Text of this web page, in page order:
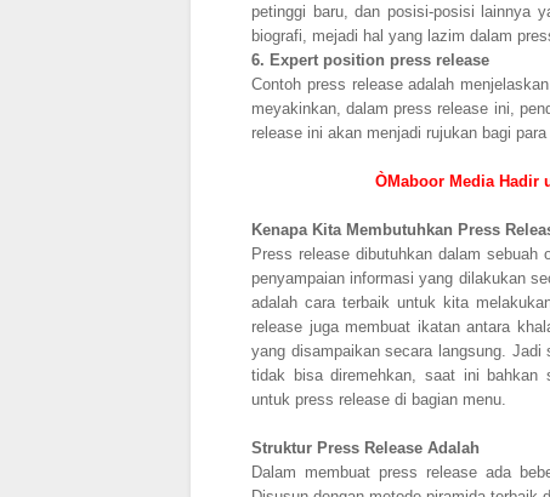
petinggi baru, dan posisi-posisi lainnya
biografi, mejadi hal yang lazim dalam
6. Expert position press release
Contoh press release adalah
meyakinkan, dalam press release ini,
release ini akan menjadi rujukan bagi
ÒMaboor Media Hadir
Kenapa Kita Membutuhkan Press
Press release dibutuhkan dalam
penyampaian informasi yang dilakukan
adalah cara terbaik untuk kita
release juga membuat ikatan antara
yang disampaikan secara langsung.
tidak bisa diremehkan, saat ini bahkan
untuk press release di bagian menu.
Struktur Press Release Adalah
Dalam membuat press release ada